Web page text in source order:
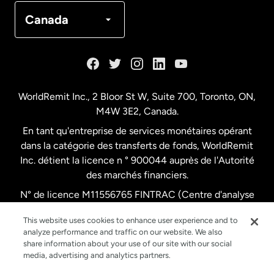
Canada
Français
États-Unis Español
France
Malaisie
WorldRemit Inc., 2 Bloor St W, Suite 700, Toronto, ON,
M4W 3E2, Canada.
En tant qu'entreprise de services monétaires opérant
dans la catégorie des transferts de fonds, WorldRemit
Inc. détient la licence n ° 900044 auprès de l'Autorité
des marchés financiers.
N° de licence M11556765 FINTRAC (Centre d'analyse
This website uses cookies to enhance user experience and to
analyze performance and traffic on our website. We also
share information about your use of our site with our social
media, advertising and analytics partners.